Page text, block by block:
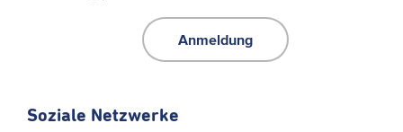
Anmeldung
Soziale Netzwerke